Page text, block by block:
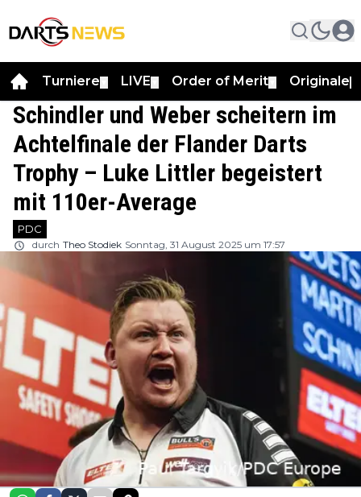
Turniere LIVE Order of Merit Originale
Schindler und Weber scheitern im
Achtelfinale der Flander Darts
Trophy – Luke Littler begeistert
mit 110er-Average
PDC
durch Theo Stodiek Sonntag, 31 August 2025 um 17:57